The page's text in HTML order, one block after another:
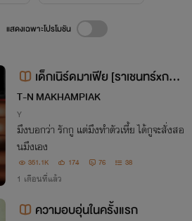
แสดงเฉพาะโปรโมชัน
เด็กเนิร์ดมาเฟีย [ราเชนทร์xกรา
ฟ] (มี E-BOOK)
T-N MAKHAMPIAK
Y
มึงบอกว่า รักกู แต่มึงทำตัวเหี้ย ได้กูจะสั่งสอ
นมึงเอง
351.1K 174 76 38
1 เดือนที่แล้ว
ความอบอุ่นในครั้งแรก